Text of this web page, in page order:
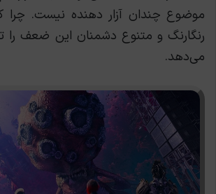
موضوع چندان آزار دهنده نیست. چرا
رنگارنگ و متنوع دشمنان این ضعف
می‌دهد.